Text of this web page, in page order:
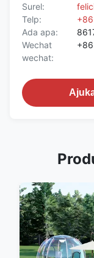
Surel:
Telp:
Ada apa:
Wechat
wechat: